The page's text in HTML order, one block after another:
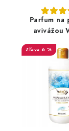
Parfum na
avivážou
500ML
6 %